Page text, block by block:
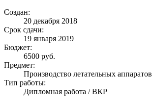
Создан:
20 декабря 2018
Срок сдачи:
19 января 2019
Бюджет:
6500 руб.
Предмет:
Производство летательных аппаратов
Тип работы:
Дипломная работа / ВКР